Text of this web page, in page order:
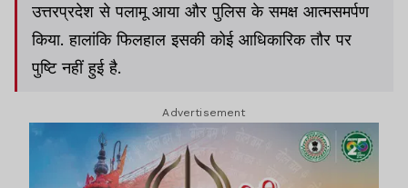
उत्तरप्रदेश से पलामू आया और पुलिस के समक्ष आत्मसमर्पण
किया. हालांकि फिलहाल इसकी कोई आधिकारिक तौर पर
पुष्टि नहीं हुई है.
Advertisement